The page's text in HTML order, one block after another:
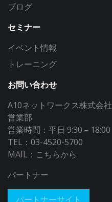
ブログ
セミナー
イベント情報
トレーニング
お問い合わせ
A10ネットワークス株式会社
営業部
営業時間：平日 9:30－18:00
TEL：03-4520-5700
MAIL： こちらから
パートナー
パートナーサイト